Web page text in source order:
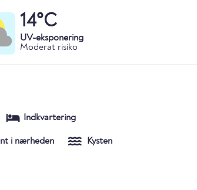
14°C
UV-eksponering
Moderat risiko
Indkvartering
i nærheden Kysten